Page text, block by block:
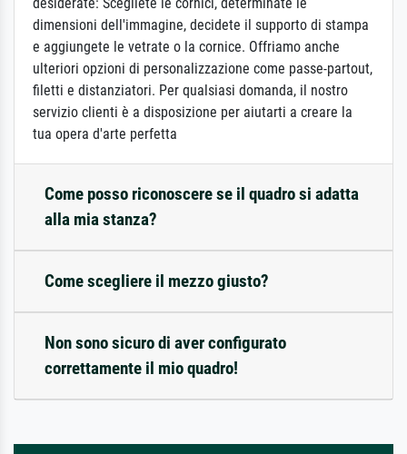
dimensioni dell'immagine, decidete il supporto di stampa
e aggiungete le vetrate o la cornice. Offriamo anche
ulteriori opzioni di personalizzazione come passe-partout,
filetti e distanziatori. Per qualsiasi domanda, il nostro
servizio clienti è a disposizione per aiutarti a creare la
tua opera d'arte perfetta
Come posso riconoscere se il quadro si adatta
alla mia stanza?
Come scegliere il mezzo giusto?
Non sono sicuro di aver configurato
correttamente il mio quadro!